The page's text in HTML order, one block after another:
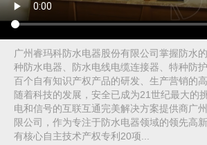
广州睿玛科防水电器股份有限公司掌握防水
种防水电器、防水电线电缆连接器、特种防
百个自有知识产权产品的研发、生产营销的高
随着科技的发展，安全已成为21世纪最大的
电和信号的互联互通完美解决方案提供商广
限公司，作为专注于防水电器领域的领先高
有核心自主技术产权专利20项...